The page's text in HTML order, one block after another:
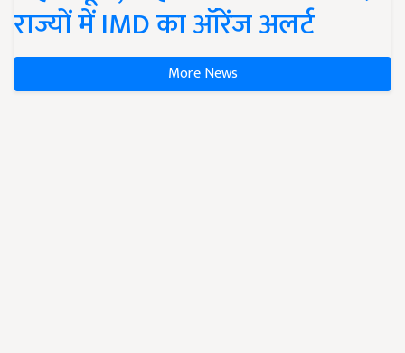
राज्यों में IMD का ऑरेंज अलर्ट
More News